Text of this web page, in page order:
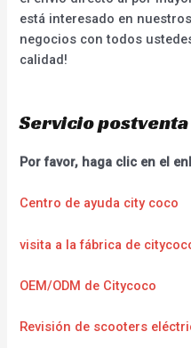
está interesado en
negocios con todos
calidad!
Servicio
Por favor, haga clic en el
Centro de ayuda city coco
visita a la fábrica de
OEM/ODM de Citycoco
Revisión de scooters